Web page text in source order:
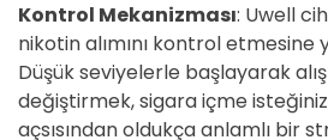
Kontrol Mekanizması: Uwell
nikotin alımını kontrol etmesine
Düşük seviyelerle başlayarak
değiştirmek, sigara içme
açsısından oldukça anlamlı bir